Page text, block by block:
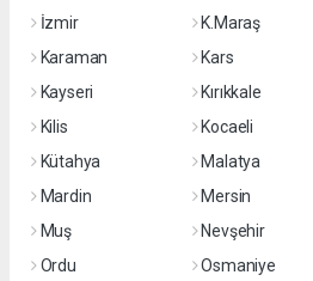
İzmir
K.Maraş
Karaman
Kars
Kayseri
Kırıkkale
Kilis
Kocaeli
Kütahya
Malatya
Mardin
Mersin
Muş
Nevşehir
Ordu
Osmaniye